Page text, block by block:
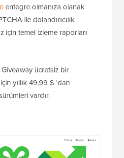
entegre olmanıza olanak
ile dolandırıcılık
için temel izleme raporları
ücretsiz bir
yıllık 49,99 $ 'dan
vardır.